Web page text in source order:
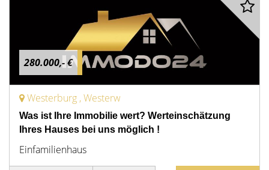
280.000,- €
Westerburg , Westerw
Was ist Ihre Immobilie wert? Werteinschätzung
Ihres Hauses bei uns möglich !
Einfamilienhaus